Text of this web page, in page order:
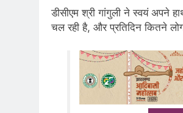
डीसीएम श्री गांगुली ने स्वयं अपने
चल रही है, और प्रतिदिन कितने